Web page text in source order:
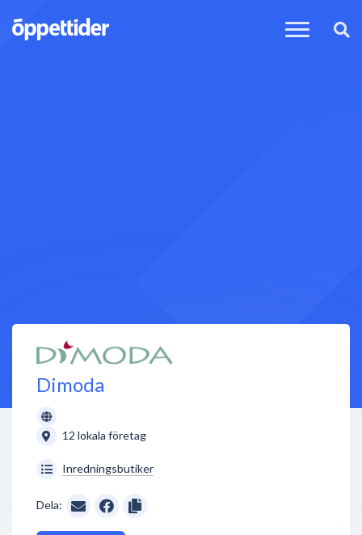
Dimoda
12 lokala företag
Inredningsbutiker
Dela: